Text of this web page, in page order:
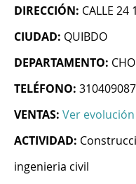
DIRECCIÓN: CALLE 24
CIUDAD: QUIBDO
DEPARTAMENTO:
TELÉFONO:
VENTAS: Ver
ACTIVIDAD:
ingenieria civil